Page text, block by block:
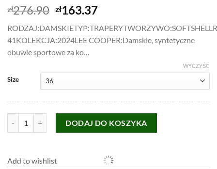
zł276.90 Pierwotna
wynosiła:
zł276.90.
zł163.37Aktualna
wynosi:
zł163.37.
41KOLEKCJA:2024LEE COOPER:Damskie, syntetyczne
obuwie sportowe za ko…
Size
WYCZYŚĆ
DODAJ DO KOSZYKA
Add to wishlist